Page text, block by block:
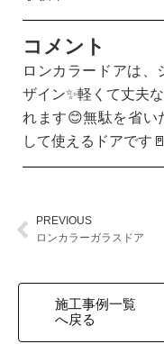
コメント
ロンカラードアは
ザイン✨軽くて丈夫
れます😊無駄を省い
して使えるドアです
PrevPREVIOUS
ロンカラーガラスドア
施工事例一覧
へ戻る